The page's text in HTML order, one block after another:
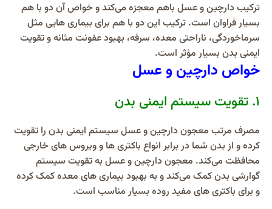
ترکیب دارچین و عسل باهم معجزه می‌کند و خواص آن دو با هم
بسیار فراوان است. ترکیب این دو با هم برای بیماری‌ هایی مثل
سرماخوردگی، ناراحتی معده، سرفه، بهبود عفونت مثانه و تقویت
ایمنی بدن بسیار مؤثر است.
خواص دارچین و عسل
1. تقویت سیستم ایمنی بدن
مصرف مرتب معجون دارچین و عسل سیستم ایمنی بدن را تقویت
کرده و از بدن شما در برابر انواع باکتری‌ ها و ویروس‌ های خارجی
محافظت می‌کند. معجون دارچین و عسل به تقویت سیستم
گوارشی بدن کمک می‌کند و به بهبود بیماری‌ های معده کمک کرده
و برای باکتری‌ های مفید روده بسیار مناسب است.